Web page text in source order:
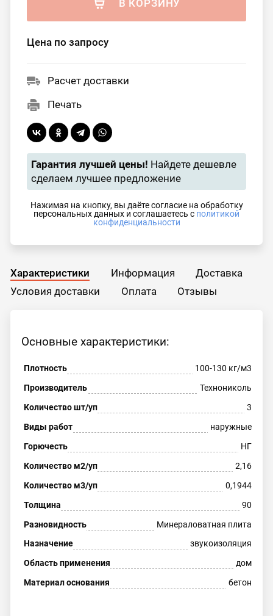
В КОРЗИНУ
Цена по запросу
Расчет доставки
Печать
Гарантия лучшей цены! Найдете дешевле
сделаем лучшее предложение
Нажимая на кнопку, вы даёте согласие на обработку
персональных данных и соглашаетесь с политикой
конфиденциальности
Характеристики Информация
Доставка
Условия доставки
Оплата Отзывы
Основные характеристики:
Плотность
100-130 кг/м3
Производитель
Технониколь
Количество шт/уп
3
Виды работ
наружные
Горючесть
НГ
Количество м2/уп
2,16
Количество м3/уп
0,1944
Толщина
90
Разновидность
Минераловатная плита
Назначение
звукоизоляция
Область применения
дом
Материал основания
бетон